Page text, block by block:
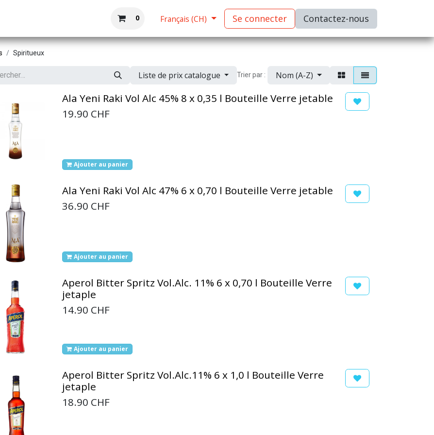
0 Français (CH) Se connecter C​​​​ontactez-nous
Spiritueux
Liste de prix catalogue Trier par : Nom (A-Z)
Ala Yeni Raki Vol Alc 45% 8 x 0,35 l Bouteille Verre jetable
19.90 CHF
Ajouter au panier
Ala Yeni Raki Vol Alc 47% 6 x 0,70 l Bouteille Verre jetable
36.90 CHF
Ajouter au panier
Aperol Bitter Spritz Vol.Alc. 11% 6 x 0,70 l Bouteille Verre
jetaple
14.90 CHF
Ajouter au panier
Aperol Bitter Spritz Vol.Alc.11% 6 x 1,0 l Bouteille Verre
jetaple
18.90 CHF